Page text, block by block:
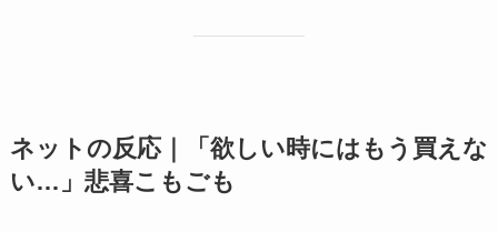
ネットの反応｜「欲しい時にはもう買えな
い…」悲喜こもごも